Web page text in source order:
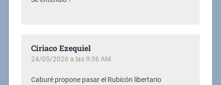
Ciriaco Ezequiel
24/05/2026 a las 9:36 AM
Caburé propone pasar el Rubicón libertario